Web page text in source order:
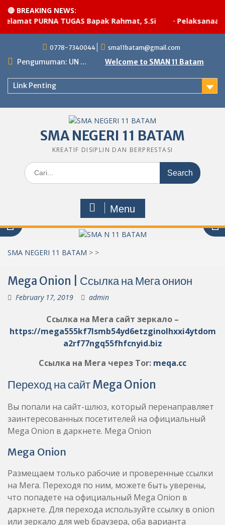
🔴 BREAKING NEWS:
PURNA TUGAS Bapak Rahmat, S.Si
Pelaksanaan
content
0778-7340044 sma11batam@gmail.com
Pengumuman: UN ... Welcome to SMAN 11 Batam
Link Penting
SMA NEGERI 11 BATAM
KREATIF DISIPLIN DAN BERPRESTASI
Search
for:
Menu
SMA NEGERI 11 BATAM > >
Mega Onion | Ссылка на Мега онион
February 17, 2019 admin
Ссылка на Мега сайт зеркало –
https://mega555kf7lsmb54yd6etzginolhxxi4ytdom
a2rf77ngq55fhfcnyid.biz
Ссылка на Мега через Tor: meqa.cc
Переход на сайт Mega Onion
Вы попали на сайт-шлюз, который перенаправляет
заинтересованных посетителей на официальный
Mega Onion в даркнете. Mega Onion
Mega Onion
Размещаем только рабочие и проверенные ссылки
на Мега. Переходя по ним, можете быть уверены,
что попадете на официальный Mega Onion в
даркнете. Для перехода используйте ссылку в onion
или зеркало для web браузера, оба варианта